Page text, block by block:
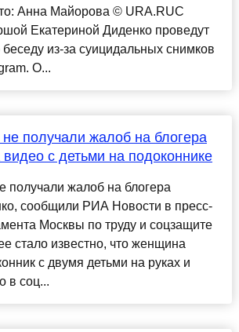
Анна Майорова © URA.RUС
Екатериной Диденко проведут
беседу из-за суицидальных снимков
О...
получали жалоб на блогера
с детьми на подоконнике
получали жалоб на блогера
сообщили РИА Новости в пресс-
Москвы по труду и соцзащите
стало известно, что женщина
с двумя детьми на руках и
в соц...